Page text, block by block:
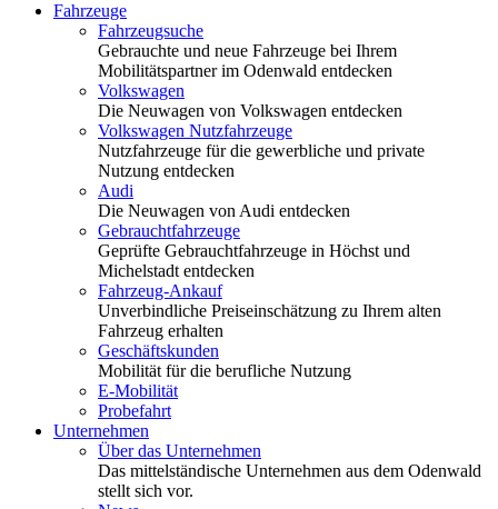
Fahrzeuge
Fahrzeugsuche
Gebrauchte und neue Fahrzeuge bei Ihrem
Mobilitätspartner im Odenwald entdecken
Volkswagen
Die Neuwagen von Volkswagen entdecken
Volkswagen Nutzfahrzeuge
Nutzfahrzeuge für die gewerbliche und private
Nutzung entdecken
Audi
Die Neuwagen von Audi entdecken
Gebrauchtfahrzeuge
Geprüfte Gebrauchtfahrzeuge in Höchst und
Michelstadt entdecken
Fahrzeug-Ankauf
Unverbindliche Preiseinschätzung zu Ihrem alten
Fahrzeug erhalten
Geschäftskunden
Mobilität für die berufliche Nutzung
E-Mobilität
Probefahrt
Unternehmen
Über das Unternehmen
Das mittelständische Unternehmen aus dem Odenwald
stellt sich vor.